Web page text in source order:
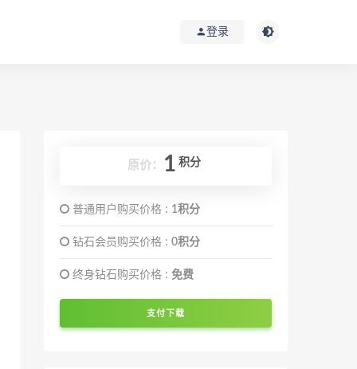
登录
原价： 1 积分
普通用户购买价格 : 1积分
钻石会员购买价格 : 0积分
终身钻石购买价格 : 免费
支付下载